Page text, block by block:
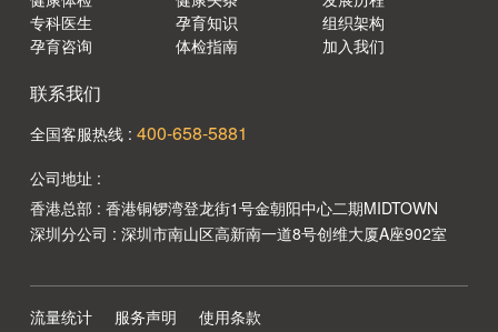
专科医生
孕育咨询
孕育知识
体检指南
组织架构
加入我们
联系我们
全国客服热线 : 400-658-5881
公司地址 :
香港总部 : 香港铜锣湾登龙街1号金朝阳中心二期MIDTOWN
深圳分公司 : 深圳市南山区高新南一道8号创维大厦A座902室
流量统计 服务声明 使用条款